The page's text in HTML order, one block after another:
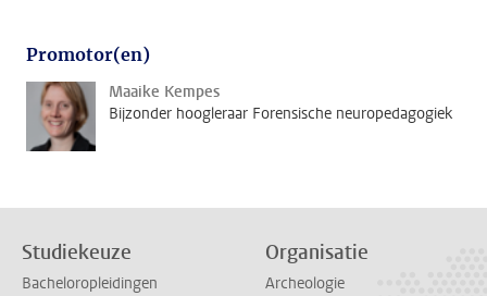
Promotor(en)
Maaike Kempes
Bijzonder hoogleraar Forensische neuropedagogiek
Studiekeuze
Bacheloropleidingen
Organisatie
Archeologie